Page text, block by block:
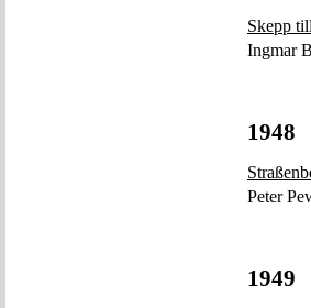
Skepp
Ingmar
1948
Peter
1949